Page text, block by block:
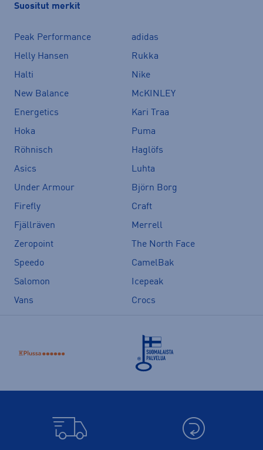
Suositut merkit
Peak Performance
adidas
Helly Hansen
Rukka
Halti
Nike
New Balance
McKINLEY
Energetics
Kari Traa
Hoka
Puma
Röhnisch
Haglöfs
Asics
Luhta
Under Armour
Björn Borg
Firefly
Craft
Fjällräven
Merrell
Zeropoint
The North Face
Speedo
CamelBak
Salomon
Icepeak
Vans
Crocs